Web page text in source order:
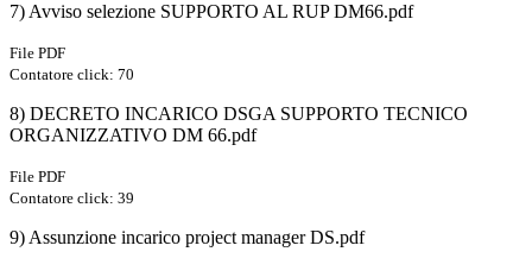
7) Avviso selezione SUPPORTO AL RUP DM66.pdf
File PDF
Contatore click: 70
8) DECRETO INCARICO DSGA SUPPORTO TECNICO
ORGANIZZATIVO DM 66.pdf
File PDF
Contatore click: 39
9) Assunzione incarico project manager DS.pdf